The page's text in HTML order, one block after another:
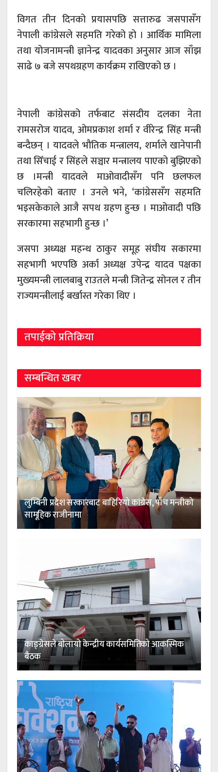
विगत तीन दिनको प्रयासपछि सत्तारुढ जसपासँग
नेपाली कांग्रेसले सहमति गरेको हो । आर्थिक मामिला
तथा योजनामन्त्री ज्ञानेन्द्र यादवका अनुसार आज साँझ
साढे ७ बजे सपथग्रहण कार्यक्रम राखिएको छ ।
नेपाली कांग्रेसको तर्फबाट संसदीय दलका नेता
रामसरोज यादव, ओमप्रकाश शर्मा र वीरेन्द्र सिंह मन्त्री
बन्दैछन् । यादवले भौतिक मन्त्रालय, शर्माले खानेपानी
तथा सिँचाई र सिंहले सञ्चार मन्त्रालय पाएको बुझिएको
छ ।मन्त्री यादवले माओवादीसँग पनि छलफल
चलिरहेको बताए । उनले भने, ‘कांग्रेससँग सहमति
भइसकेकाले आजै सपथ ग्रहण हुन्छ । माओवादी पछि
सरकारमा सहभागी हुन्छ ।’
जसपा अध्यक्ष महन्थ ठाकुर समूह संघीय सकारमा
सहभागी भएपछि अर्का अध्यक्ष उपेन्द्र यादव पक्षका
मुख्यमन्त्री लालबाबु राउतले मन्त्री जितेन्द्र सोनल र तीन
राज्यमन्त्रीलाई बर्खास्त गरेका थिए ।
तपाईको प्रतिक्रिया
सम्बन्धित खबर
लुम्बिनी प्रदेश सरकारबाट बाहिरियो कांग्रेस, पाँच मन्त्रीको
सामूहिक राजीनामा
काङ्ग्रेसले बोलायो केन्द्रीय कार्यसमितिको आकस्मिक
बैठक